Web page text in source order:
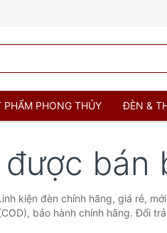
PHẨM PHONG THỦY ĐÈN &
bán
kiện đèn chính hãng, giá rẻ,
bảo hành chính hãng. Đổi